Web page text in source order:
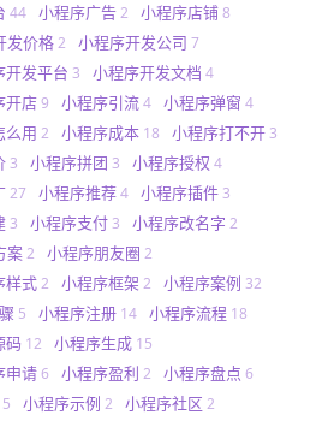
44 小程序广告2 小程序店铺8
发价格2 小程序开发公司 7
开发平台 3 小程序开发文档 4
开店9 小程序引流4 小程序弹窗 4
么用 2 小程序成本 18 小程序打不开 3
3 小程序拼团 3 小程序授权 4
27 小程序推荐4 小程序插件 3
3 小程序支付 3 小程序改名字 2
案2 小程序朋友圈 2
样式2 小程序框架 2 小程序案例 32
5 小程序注册 14 小程序流程 18
码 12 小程序生成 15
申请6 小程序盈利 2 小程序盘点 6
5 小程序示例 2 小程序社区 2